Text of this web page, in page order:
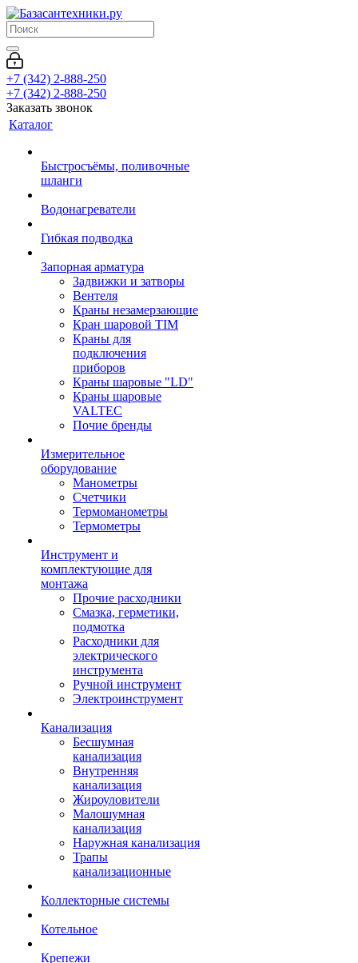
+7 (342) 2-888-250
+7 (342) 2-888-250
Заказать звонок
Каталог
Быстросъёмы, поливочные
шланги
Водонагреватели
Гибкая подводка
Запорная арматура
Задвижки и затворы
Вентеля
Краны незамерзающие
Кран шаровой TIM
Краны для
подключения
приборов
Краны шаровые "LD"
Краны шаровые
VALTEC
Почие бренды
Измерительное
оборудование
Манометры
Счетчики
Термоманометры
Термометры
Инструмент и
комплектующие для
монтажа
Прочие расходники
Смазка, герметики,
подмотка
Расходники для
электрического
инструмента
Ручной инструмент
Электроинструмент
Канализация
Бесшумная
канализация
Внутренняя
канализация
Жироуловители
Малошумная
канализация
Наружная канализация
Трапы
канализационные
Коллекторные системы
Котельное
Крепежи